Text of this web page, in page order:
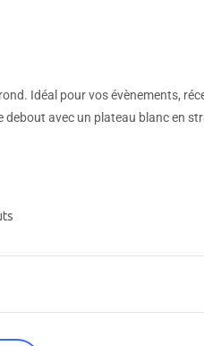
Idéal pour vos évènements,
avec un plateau blanc en